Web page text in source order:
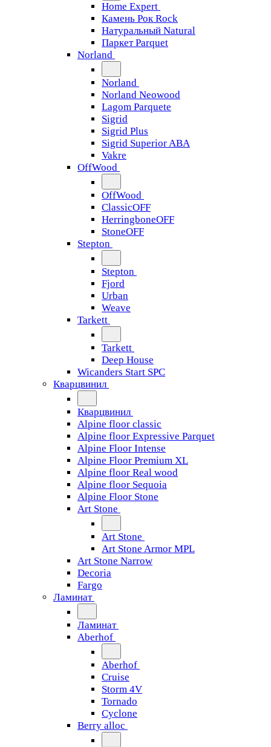
Home Expert
Камень Рок Rock
Натуральный Natural
Паркет Parquet
Norland
Norland
Norland Neowood
Lagom Parquete
Sigrid
Sigrid Plus
Sigrid Superior ABA
Vakre
OffWood
OffWood
ClassicOFF
HerringboneOFF
StoneOFF
Stepton
Stepton
Fjord
Urban
Weave
Tarkett
Tarkett
Deep House
Wicanders Start SPC
Кварцвинил
Кварцвинил
Alpine floor classic
Alpine floor Expressive Parquet
Alpine Floor Intense
Alpine Floor Premium XL
Alpine floor Real wood
Alpine floor Sequoia
Alpine Floor Stone
Art Stone
Art Stone
Art Stone Armor MPL
Art Stone Narrow
Decoria
Fargo
Ламинат
Ламинат
Aberhof
Aberhof
Cruise
Storm 4V
Tornado
Сyclone
Berry alloc